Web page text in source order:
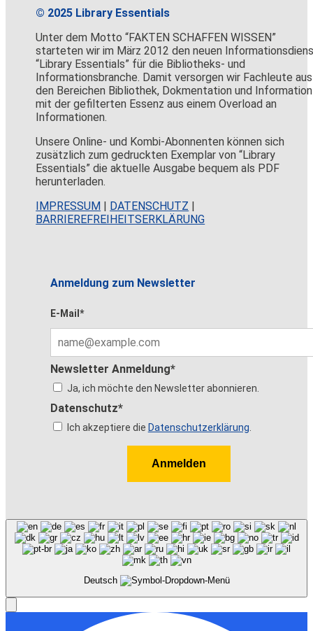
© 2025 Library Essentials
Unter dem Motto “FAKTEN SCHAFFEN WISSEN”
starteten wir im März 2012 den neuen
“Library Essentials” für die Bibliotheks- und
Informationsbranche. Damit versorgen wir Fachleute aus
den Bereichen Bibliothek, Dokmentation und Information
mit der gefilterten Essenz aus einem Overload an
Informationen.
Unsere Online- und Kombi-Abonnenten können sich
zusätzlich zum gedruckten Exemplar von “Library
Essentials” die aktuelle Ausgabe bequem als PDF
herunterladen.
IMPRESSUM
DATENSCHUTZ
BARRIEREFREIHEITSERKLÄRUNG
Anmeldung zum Newsletter
E-Mail*
Newsletter Anmeldung*
Ja, ich möchte den Newsletter abonnieren.
Datenschutz*
Ich akzeptiere die Datenschutzerklärung
Anmelden
Deutsch